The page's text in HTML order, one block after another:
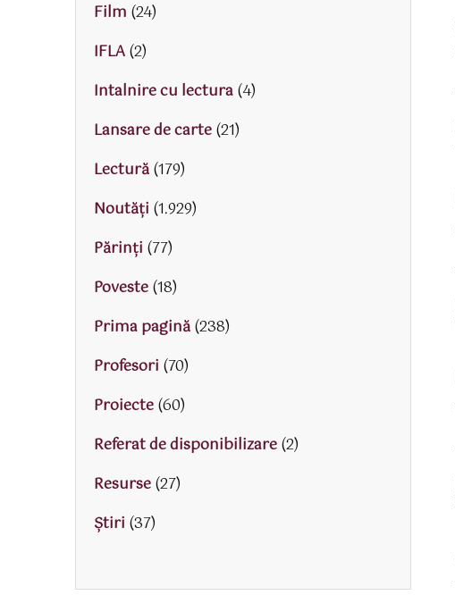
Film (24)
IFLA(2)
Intalnire cu lectura(4)
Lansare de carte(21)
Lectură(179)
Noutăți (1.929)
Părinţi (77)
Poveste(18)
Prima pagină(238)
Profesori (70)
Proiecte(60)
Referat de disponibilizare(2)
Resurse(27)
Știri (37)